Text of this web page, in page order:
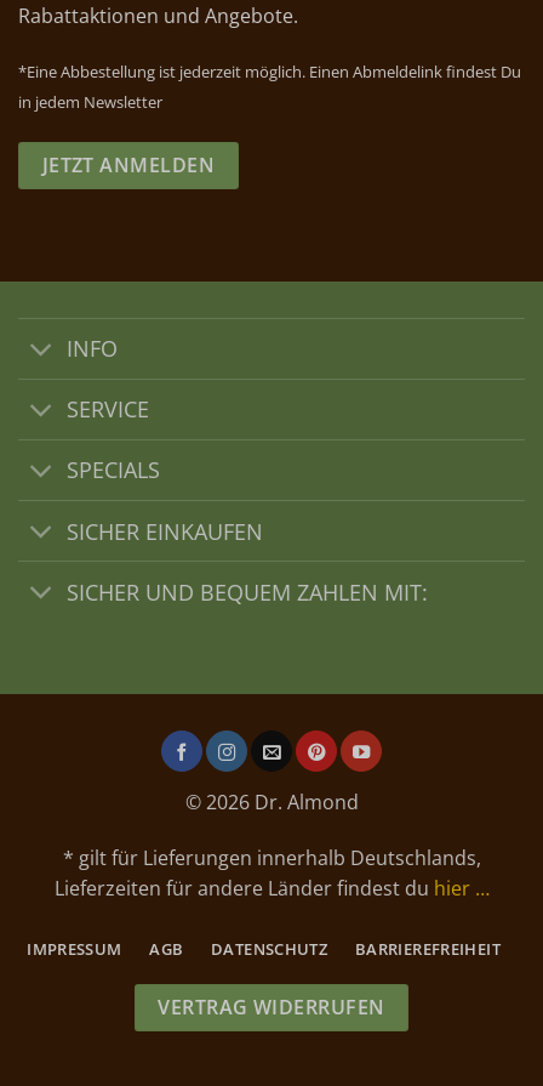
Rabattaktionen und Angebote.
*Eine Abbestellung ist jederzeit möglich. Einen Abmeldelink findest Du
in jedem Newsletter
JETZT ANMELDEN
INFO
SERVICE
SPECIALS
SICHER EINKAUFEN
SICHER UND BEQUEM ZAHLEN MIT:
© 2026 Dr. Almond
* gilt für Lieferungen innerhalb Deutschlands,
Lieferzeiten für andere Länder findest du hier …
IMPRESSUM AGB DATENSCHUTZ BARRIEREFREIHEIT
VERTRAG WIDERRUFEN